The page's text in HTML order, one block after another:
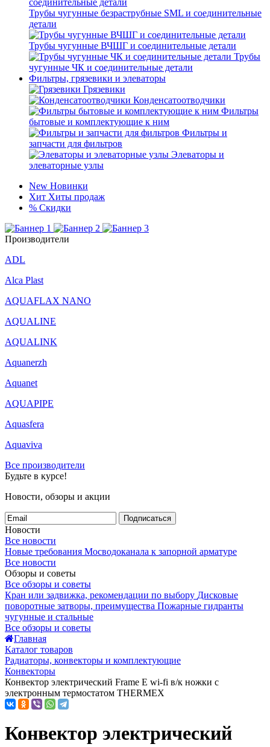
Трубы чугунные безраструбные SML и соединительные
детали
Трубы чугунные ВЧШГ и соединительные детали
Трубы
чугунные ЧК и соединительные детали
Фильтры, грязевики и элеваторы
Грязевики
Конденсатоотводчики
Фильтры
бытовые и комплектующие к ним
Фильтры и
запчасти для фильтров
Элеваторы и
элеваторные узлы
New Новинки
Хит Хиты продаж
% Скидки
Производители
ADL
Alca Plast
AQUAFLAX NANO
AQUALINE
AQUALINK
Aquanerzh
Aquanet
AQUAPIPE
Aquasfera
Aquaviva
Все производители
Будьте в курсе!
Новости, обзоры и акции
Подписаться
Новости
Все новости
Новые требования Мосводоканала к запорной арматуре
Все новости
Обзоры и советы
Все обзоры и советы
Кран или задвижка, рекомендации по выбору Дисковые
поворотные затворы, преимущества Пожарные гидранты
чугунные и стальные
Все обзоры и советы
Главная
Каталог товаров
Радиаторы, конвекторы и комплектующие
Конвекторы
Конвектор электрический Frame E wi-fi в/к ножки с
электронным термостатом THERMEX
Конвектор электрический